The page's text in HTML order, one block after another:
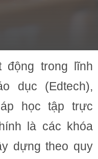
động trong lĩnh
dục (Edtech),
học tập trực
là các khóa
dựng theo quy